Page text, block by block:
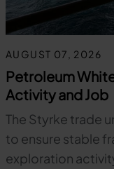
AUGUST 07, 2026
Petroleum
Activity and Job
The Styrke trade
to ensure stable
exploration